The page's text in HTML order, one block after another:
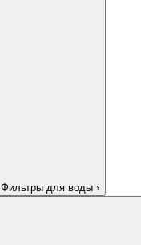
Фильтры для воды ›